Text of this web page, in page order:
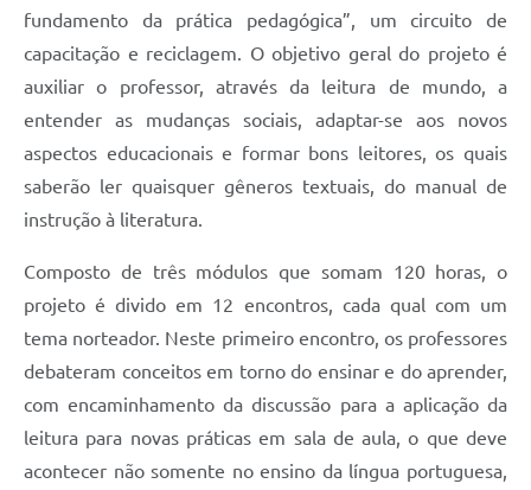
Contato
Notificações de Penalidades – Decisões
Notificações Ambientais
Notificações Obras e Posturas
Meio Ambiente-CODEMA
Galeria de Fotos
Contratos
Arquivos para Download
fundamento da prática pedagógica”, um circuito de
capacitação e reciclagem. O objetivo geral do projeto é
auxiliar o professor, através da leitura de mundo, a
entender as mudanças sociais, adaptar-se aos novos
aspectos educacionais e formar bons leitores, os quais
saberão ler quaisquer gêneros textuais, do manual de
instrução à literatura.
Composto de três módulos que somam 120 horas, o
projeto é divido em 12 encontros, cada qual com um
tema norteador. Neste primeiro encontro, os professores
debateram conceitos em torno do ensinar e do aprender,
com encaminhamento da discussão para a aplicação da
leitura para novas práticas em sala de aula, o que deve
acontecer não somente no ensino da língua portuguesa,